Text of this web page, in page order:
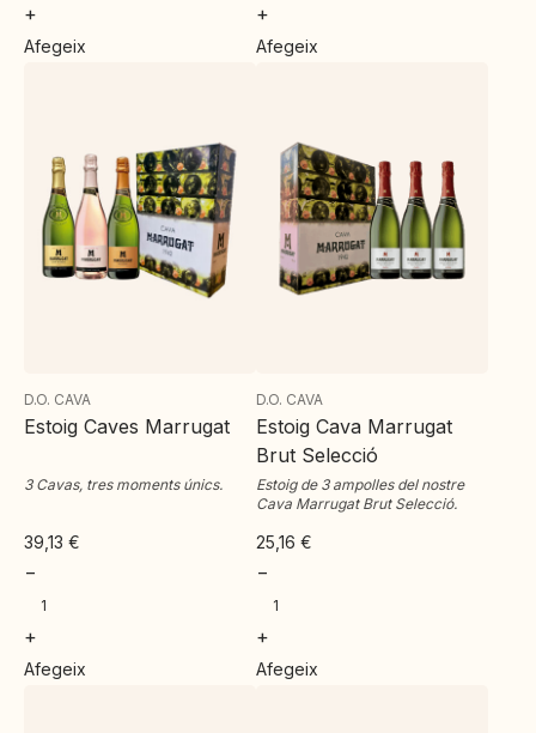
+
Afegeix
+
Afegeix
D.O. CAVA
Estoig Caves Marrugat
3 Cavas, tres moments únics.
39,13 €
−
+
Afegeix
D.O. CAVA
Estoig Cava Marrugat
Brut Selecció
Estoig de 3 ampolles del nostre
Cava Marrugat Brut Selecció.
25,16 €
−
+
Afegeix